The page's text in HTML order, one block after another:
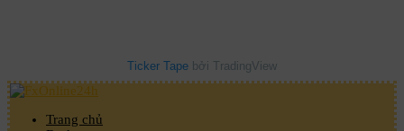
Ticker Tape bởi TradingView
Trang chủ